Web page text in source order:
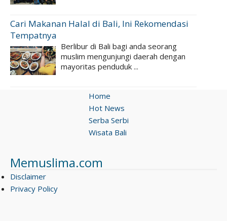
Cari Makanan Halal di Bali, Ini Rekomendasi
Tempatnya
Berlibur di Bali bagi anda seorang
muslim mengunjungi daerah dengan
mayoritas penduduk ...
Home
Hot News
Serba Serbi
Wisata Bali
Memuslima.com
Disclaimer
Privacy Policy